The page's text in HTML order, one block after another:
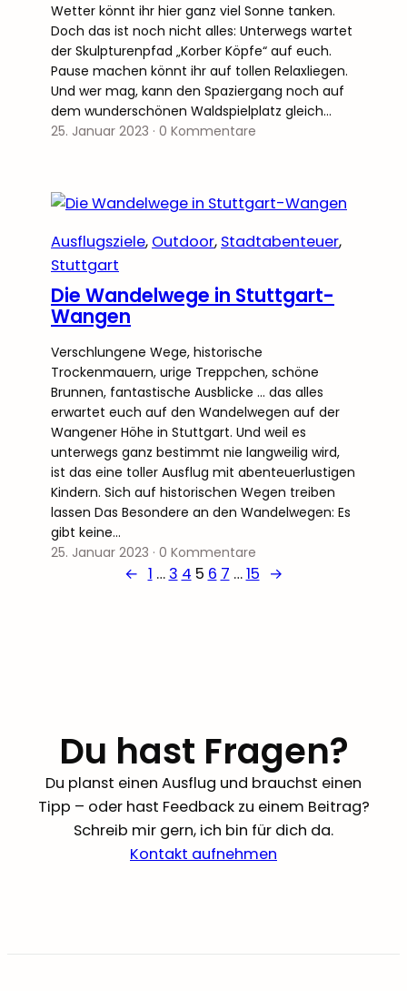
Wetter könnt ihr hier ganz viel Sonne tanken.
Doch das ist noch nicht alles: Unterwegs wartet
der Skulpturenpfad „Korber Köpfe“ auf euch.
Pause machen könnt ihr auf tollen Relaxliegen.
Und wer mag, kann den Spaziergang noch auf
dem wunderschönen Waldspielplatz gleich…
25. Januar 2023 · 0 Kommentare
Ausflugsziele, Outdoor, Stadtabenteuer
Stuttgart
Die Wandelwege in Stuttgart-
Wangen
Verschlungene Wege, historische
Trockenmauern, urige Treppchen, schöne
Brunnen, fantastische Ausblicke … das alles
erwartet euch auf den Wandelwegen auf der
Wangener Höhe in Stuttgart. Und weil es
unterwegs ganz bestimmt nie langweilig wird,
ist das eine toller Ausflug mit abenteuerlustigen
Kindern. Sich auf historischen Wegen treiben
lassen Das Besondere an den Wandelwegen: Es
gibt keine…
25. Januar 2023 · 0 Kommentare
← 1 … 3 4 5 6 7 …15 →
Du hast Fragen?
Du planst einen Ausflug und brauchst einen
Tipp – oder hast Feedback zu einem Beitrag?
Schreib mir gern, ich bin für dich da.
Kontakt aufnehmen